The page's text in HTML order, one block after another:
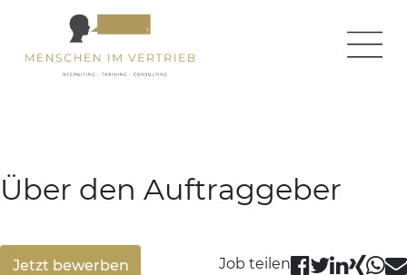
← zurück zur Homepage ← zurück zur Jobseite
Über den Auftraggeber
Jetzt bewerben Job teilen